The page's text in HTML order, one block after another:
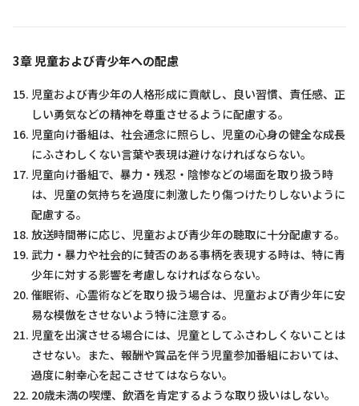
3章 児童および青少年への配慮
児童および青少年の人格形成に貢献し、良い習慣、責任感、正
しい勇気などの精神を尊重させるように配慮する。
児童向け番組は、社会通念に照らし、児童の心身の健全な成長
にふさわしくない言葉や表現は避けなければならない。
児童向け番組で、暴力・残忍・陰惨などの場面を取り扱う時
は、児童の気持ちを過度に刺激したり傷つけたりしないように
配慮する。
放送時間帯に応じ、児童および青少年の聴取に十分配慮する。
武力・暴力や社会的に賛否のある事柄を表現する時は、特に青
少年に対する影響を考慮しなければならない。
催眠術、心霊術などを取り扱う場合は、児童および青少年に安
易な模倣をさせないよう特に注意する。
児童を出演させる場合には、児童としてふさわしくないことは
させない。また、報酬や賞品を伴う児童参加番組においては、
過度に射幸心を起こさせてはならない。
20歳未満の喫煙、飲酒を肯定するような取り扱いはしない。